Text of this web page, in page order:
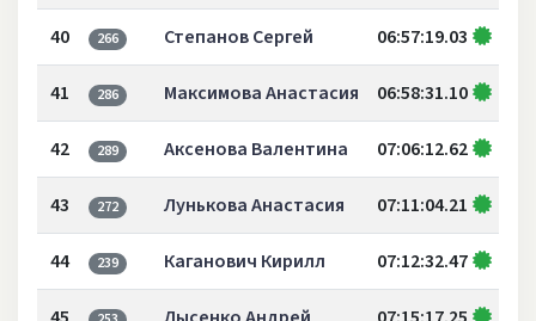
40 266 Степанов Сергей 06:57:19.03
41 286 Максимова Анастасия 06:58:31.10
42 289 Аксенова Валентина 07:06:12.62
43 272 Лунькова Анастасия 07:11:04.21
44 239 Каганович Кирилл 07:12:32.47